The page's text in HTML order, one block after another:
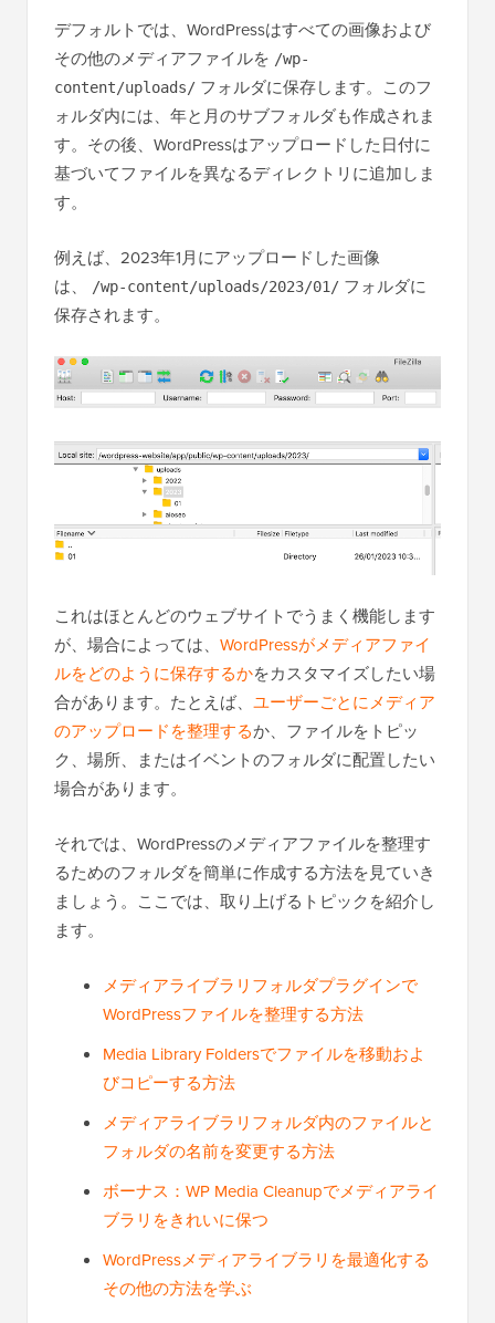
デフォルトでは、WordPressはすべての画像および
その他のメディアファイルを /wp-
content/uploads/ フォルダに保存します。このフ
ォルダ内には、年と月のサブフォルダも作成されま
す。その後、WordPressはアップロードした日付に
基づいてファイルを異なるディレクトリに追加しま
す。
例えば、2023年1月にアップロードした画像
は、
/wp-content/uploads/2023/01/ フォルダに
保存されます。
これはほとんどのウェブサイトでうまく機能します
が、場合によっては、 WordPressがメディアファイ
ルをどのように保存するかをカスタマイズしたい場
合があります。たとえば、 ユーザーごとにメディア
のアップロードを整理するか、ファイルをトピッ
ク、場所、またはイベントのフォルダに配置したい
場合があります。
それでは、WordPressのメディアファイルを整理す
るためのフォルダを簡単に作成する方法を見ていき
ましょう。ここでは、取り上げるトピックを紹介し
ます。
メディアライブラリフォルダプラグインで
WordPressファイルを整理する方法
Media Library Foldersでファイルを移動およ
びコピーする方法
メディアライブラリフォルダ内のファイルと
フォルダの名前を変更する方法
ボーナス：WP Media Cleanupでメディアライ
ブラリをきれいに保つ
WordPressメディアライブラリを最適化する
その他の方法を学ぶ